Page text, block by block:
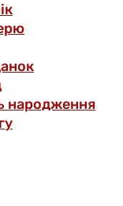
народження